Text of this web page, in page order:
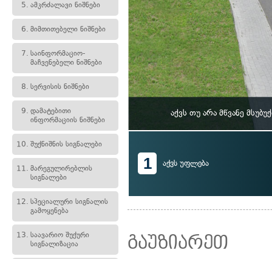
5. ამკრძალავი ნიშნები
6. მიმთითებელი ნიშნები
7. საინფორმაციო-
მაჩვენებელი ნიშნები
8. სერვისის ნიშნები
9. დამატებითი
ინფორმაციის ნიშნები
10. შუქნიშნის სიგნალები
11. მარეგულირებლის
სიგნალები
12. სპეციალური სიგნალის
გამოყენება
13. საავარიო შუქური
სიგნალიზაცია
აქვს თუ არა მწვანე
1 აქვს უფლება
გაუზიარეთ